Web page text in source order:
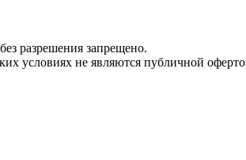
разрешения запрещено.
условиях не являются публичной